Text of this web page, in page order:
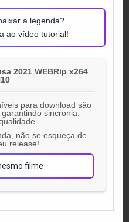
a legenda?
ao vídeo tutorial!
2021 WEBRip x264
para download são
sincronia,
não se esqueça de
release!
filme